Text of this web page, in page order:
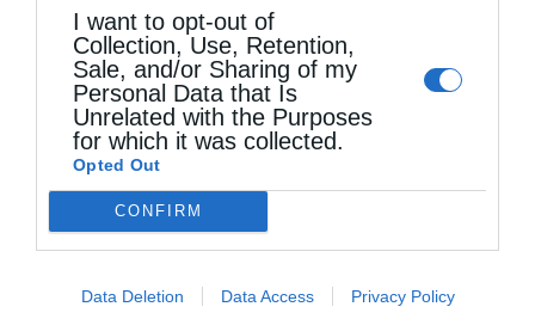
I want to opt-out of
Collection, Use, Retention,
Sale, and/or Sharing of my
Personal Data that Is
Unrelated with the Purposes
for which it was collected.
Opted Out
CONFIRM
Data Deletion Data Access Privacy Policy
Ξεκίνησαν οι Παρακλήσεις στην Κυρία Θεοτόκο